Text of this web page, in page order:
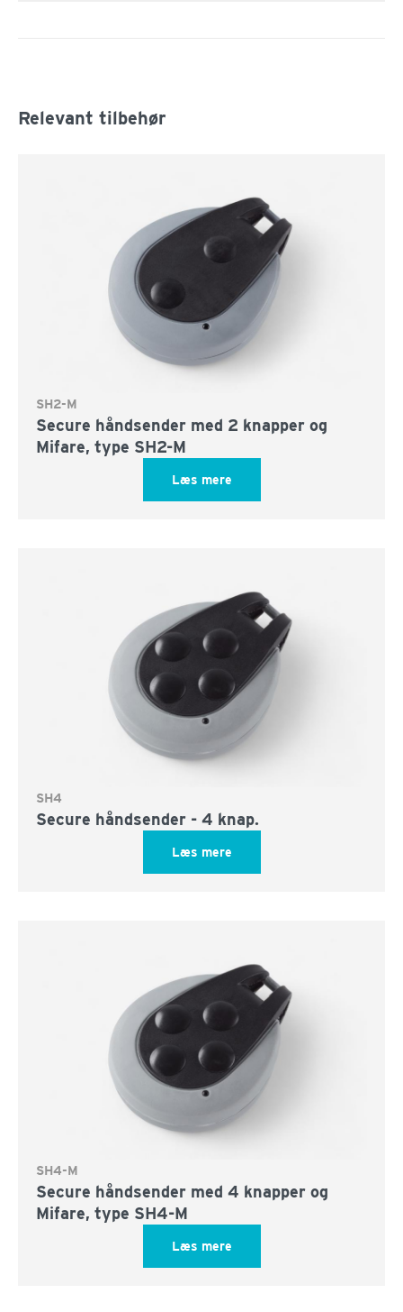
Relevant tilbehør
SH2-M
Secure håndsender med 2 knapper og
Mifare, type SH2-M
Læs mere
SH4
Secure håndsender - 4 knap.
Læs mere
SH4-M
Secure håndsender med 4 knapper og
Mifare, type SH4-M
Læs mere